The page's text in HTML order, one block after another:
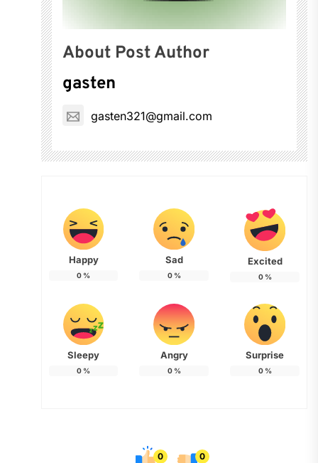
About Post Author
gasten
gasten321@gmail.com
Happy
0 %
Sad
0%
Excited
0%
Sleepy
0 %
Angry
0%
Surprise
0%
0 0